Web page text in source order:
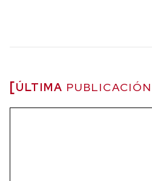
ÚLTIMA PUBLICACIÓN